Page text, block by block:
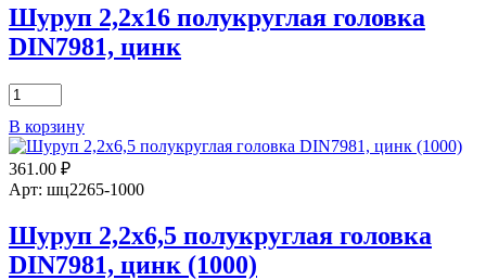
цинк
Шуруп 2,2х16 полукруглая головка
DIN7981, цинк
Количество
товара
Шуруп
2,2х16
полукруглая
головка
цинк
В корзину
361.00 ₽
Арт: шц2265-1000
Шуруп 2,2х6,5 полукруглая головка
DIN7981, цинк (1000)